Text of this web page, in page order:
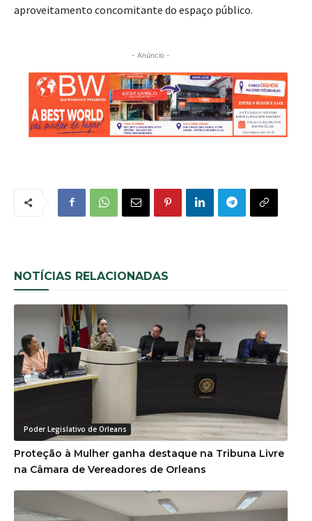
aproveitamento concomitante do espaço público.
- Anúncio -
NOTÍCIAS RELACIONADAS
Poder Legislativo de Orleans
Proteção à Mulher ganha destaque na Tribuna Livre
na Câmara de Vereadores de Orleans